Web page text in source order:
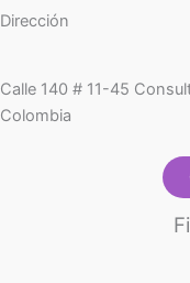
Dirección
Calle 140 # 11-45
Colombia